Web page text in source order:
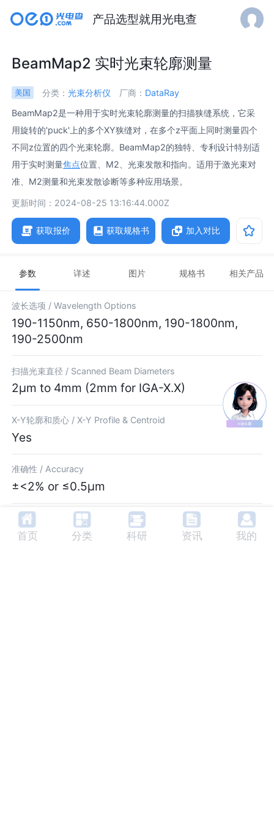
产品选型就用光电查
BeamMap2 实时光束轮廓测量
美国 分类： 光束分析仪 厂商： DataRay
BeamMap2是一种用于实时光束轮廓测量的扫描狭缝系统，它采
用旋转的'puck'上的多个XY狭缝对，在多个z平面上同时测量四个
不同z位置的四个光束轮廓。BeamMap2的独特、专利设计特别适
用于实时测量焦点位置、M2、光束发散和指向。适用于激光束对
准、M2测量和光束发散诊断等多种应用场景。
更新时间：2024-08-25 13:16:44.000Z
获取报价 获取规格书 加入对比
参数 详述 图片 规格书 相关产品
波长选项 /Wavelength Options
190-1150nm, 650-1800nm, 190-1800nm,
190-2500nm
扫描光束直径 / Scanned Beam Diameters
2µm to 4mm (2mm for IGA-X.X)
X-Y轮廓和质心 /X-Y Profile & Centroid
Yes
准确性 /Accuracy
±<2% or ≤0.5µm
连续波或脉冲 / CW Or Pulsed
CW, Pulsed Minimum PRR ≈ [500/(beam
首页 分类 科研 资讯 我的